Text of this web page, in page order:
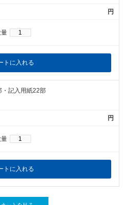
円
・記入用紙22部
円